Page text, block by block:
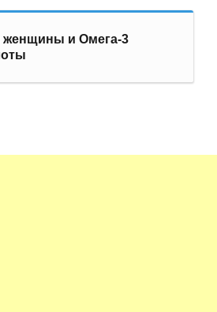
женщины и Омега-3